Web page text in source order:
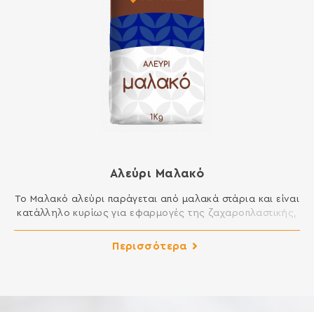
Αλεύρι Μαλακό
Το Μαλακό αλεύρι παράγεται από μαλακά στάρια και είναι
κατάλληλο κυρίως για εφαρμογές της ζαχαροπλαστικής,
για πολλά γλυκά, όπως κέικ, μελομακάρονα,
Περισσότερα